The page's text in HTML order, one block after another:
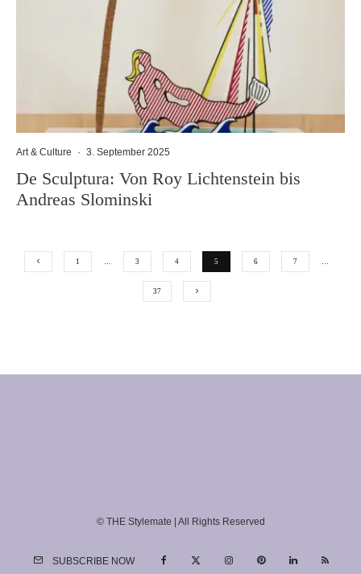
Art & Culture · 3. September 2025
De Sculptura: Von Roy Lichtenstein bis
Andreas Slominski
1 3 4 5 6 7
37
© THE Stylemate | All Rights Reserved
SUBSCRIBE NOW